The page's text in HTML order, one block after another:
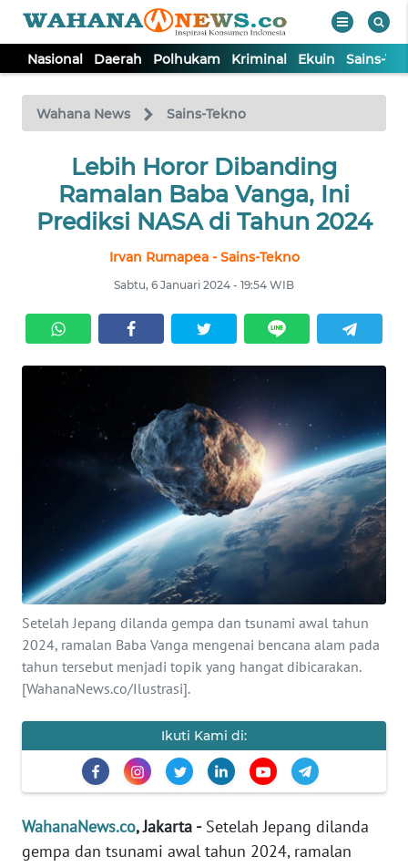
Nasional Daerah Polhukam Kriminal Ekuin Sains-
Wahana News Sains-Tekno
Lebih Horor Dibanding
Ramalan Baba Vanga, Ini
Prediksi NASA di Tahun 2024
Irvan Rumapea - Sains-Tekno
Sabtu, 6 Januari 2024 - 19:54 WIB
Setelah Jepang dilanda gempa dan tsunami awal tahun
2024, ramalan Baba Vanga mengenai bencana alam pada
tahun tersebut menjadi topik yang hangat dibicarakan.
[WahanaNews.co/Ilustrasi].
Ikuti Kami di:
WahanaNews.co, Jakarta -Setelah Jepang dilanda
gempa dan tsunami awal tahun 2024, ramalan
TV
Tutup
NASIONAL
DAERAH
KRIMINAL
EKUIN
SAINS-TEKNO
KESEHATAN
INTERNASIONAL
SERBA-SERBI
PENDIDIKAN
OLAHRAGA
OPINI
EDITORIAL
Informasi
INDEKS